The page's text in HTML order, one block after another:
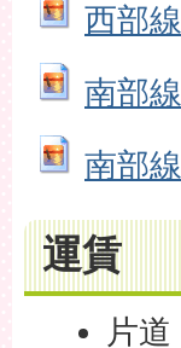
西部
南部
南部
運賃
片道